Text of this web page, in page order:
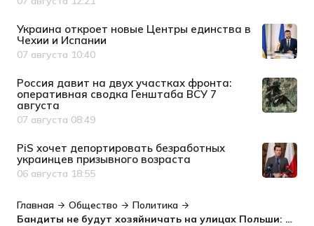
Дата публикации
Украина откроет новые Центры единства в
Чехии и Испании
Дата публикации
07 августа 10:40
Россия давит на двух участках фронта:
оперативная сводка Генштаба ВСУ 7
августа
Дата публикации
07 августа 08:49
PiS хочет депортировать безработных
украинцев призывного возраста
Дата публикации
06 августа 18:55
Главная Общество
Политика
Бандиты не будут хозяйничать на улицах Польши: премьер просит президента публично осудить нападения на украинцев